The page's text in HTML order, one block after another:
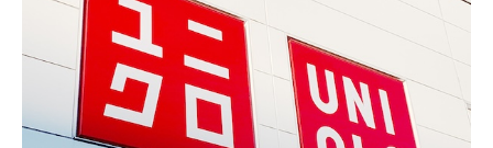
ビジネスと働き方のヒント
AI活用のいまが分かる
企業ITのトレンドを詳説